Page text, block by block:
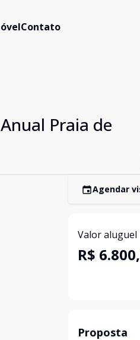
Contato
Praia de
Agendar
Valor aluguel
R$
Proposta